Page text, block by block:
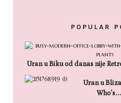
POPULAR
Uran u Biku od danas nije
Uran u
Who’s…